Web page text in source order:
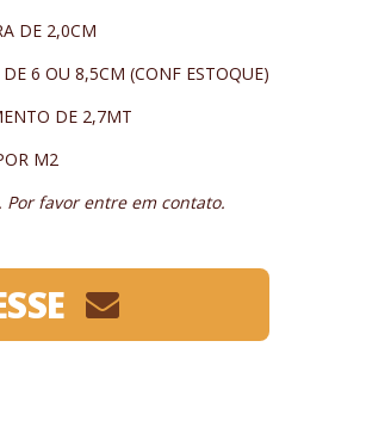
ESTOQUE)
2,7MT
favor entre em contato.